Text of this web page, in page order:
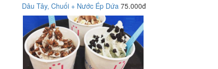
Dâu Tây, Chuối + Nước Ép Dứa 75.000đ